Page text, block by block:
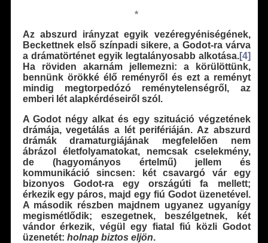
*
Az abszurd irányzat egyik vezéregyéniségének,
Beckettnek első színpadi sikere, a Godot-ra várva
a drámatörténet egyik legtalányosabb alkotása.[4]
Ha röviden akarnám jellemezni: a körülöttünk,
bennünk örökké élő reményről és ezt a reményt
mindig megtorpedózó reménytelenségről, az
emberi lét alapkérdéseiről szól.
A Godot négy alkat és egy szituáció végzetének
drámája, vegetálás a lét perifériáján. Az abszurd
drámák dramaturgiájának megfelelően nem
ábrázol életfolyamatokat, nemcsak cselekmény,
de (hagyományos értelmű) jellem és
kommunikáció sincsen: két csavargó vár egy
bizonyos Godot-ra egy országúti fa mellett;
érkezik egy páros, majd egy fiú Godot üzenetével.
A második részben majdnem ugyanez ugyanígy
megismétlődik; eszegetnek, beszélgetnek, két
vándor érkezik, végül egy fiatal fiú közli Godot
üzenetét: holnap biztos eljön.